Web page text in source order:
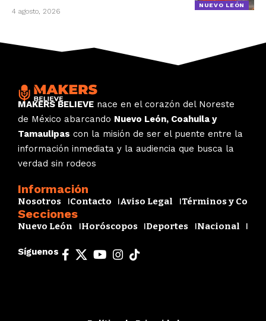
NUEVO LEÓN
4 agosto, 2026
MAKERS BELIEVE nace en el corazón del Noreste
de México abarcando Nuevo León, Coahuila y
Tamaulipas con la misión de ser el puente entre la
información inmediata y la audiencia que busca la
verdad sin rodeos
Información
Nosotros Contacto Aviso Legal Términos y
Secciones
Nuevo León Horóscopos Deportes Nacional
Síguenos